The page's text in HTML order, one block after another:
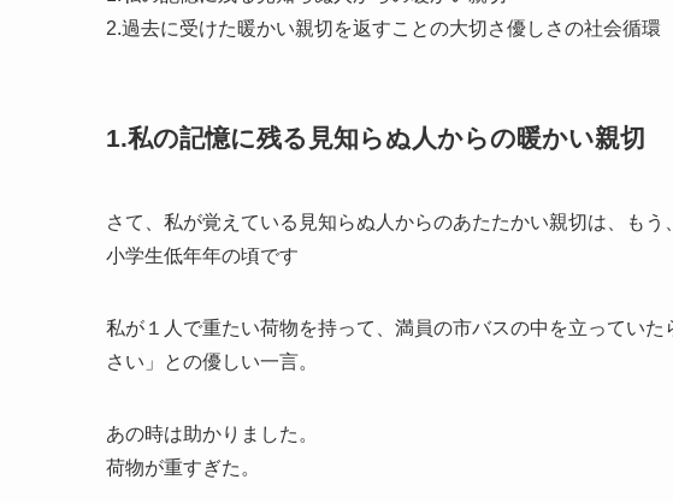
2.過去に受けた暖かい親切を返すことの大切さ優しさの社会循環
1.私の記憶に残る見知らぬ人からの暖かい親切
さて、私が覚えている見知らぬ人からのあたたかい親切は、もう
小学生低年年の頃です
私が１人で重たい荷物を持って、満員の市バスの中を立ってい
さい」との優しい一言。
あの時は助かりました。
荷物が重すぎた。